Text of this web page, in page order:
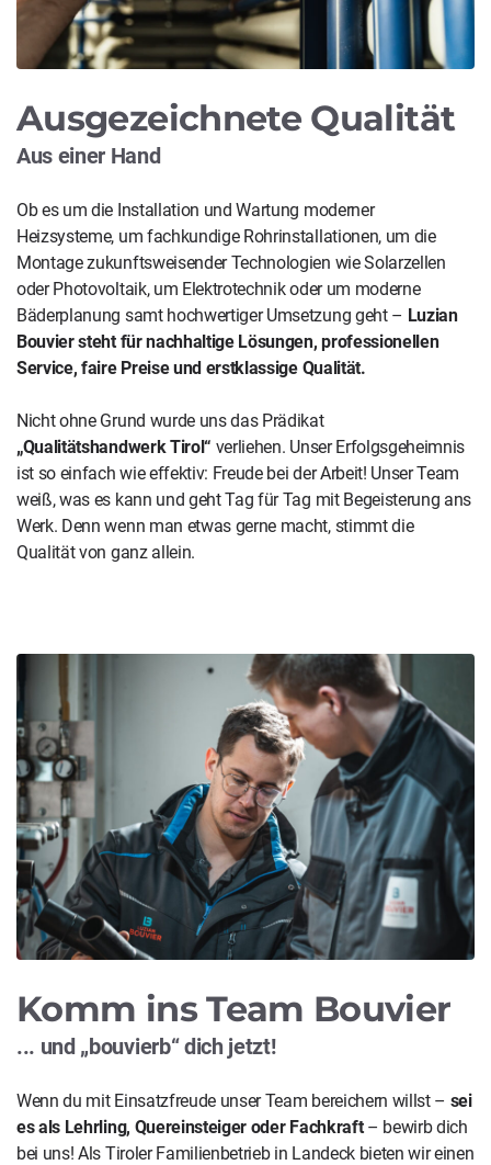
Ausgezeichnete Qualität
Aus einer Hand
Ob es um die Installation und Wartung moderner
Heizsysteme, um fachkundige Rohrinstallationen, um die
Montage zukunftsweisender Technologien wie Solarzellen
oder Photovoltaik, um Elektrotechnik oder um moderne
Bäderplanung samt hochwertiger Umsetzung geht – Luzian
Bouvier steht für nachhaltige Lösungen, professionellen
Service, faire Preise und erstklassige Qualität.
Nicht ohne Grund wurde uns das Prädikat
„Qualitätshandwerk Tirol“ verliehen. Unser Erfolgsgeheimnis
ist so einfach wie effektiv: Freude bei der Arbeit! Unser Team
weiß, was es kann und geht Tag für Tag mit Begeisterung ans
Werk. Denn wenn man etwas gerne macht, stimmt die
Qualität von ganz allein.
Komm ins Team Bouvier
... und „bouvierb“ dich jetzt!
Wenn du mit Einsatzfreude unser Team bereichern willst – sei
es als Lehrling, Quereinsteiger oder Fachkraft– bewirb dich
bei uns! Als Tiroler Familienbetrieb in Landeck bieten wir einen